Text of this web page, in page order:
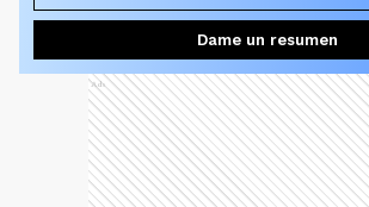
Dame un resumen
Ads